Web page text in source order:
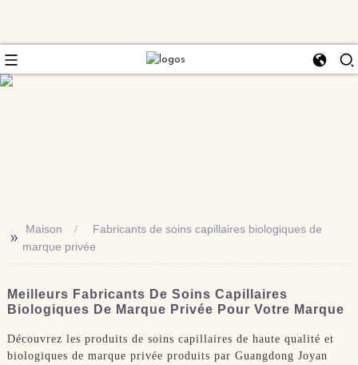
>>
Maison
Fabricants de soins capillaires biologiques de
marque privée
Meilleurs Fabricants De Soins Capillaires
Biologiques De Marque Privée Pour Votre Marque
Découvrez les produits de soins capillaires de haute qualité et
biologiques de marque privée produits par Guangdong Joyan